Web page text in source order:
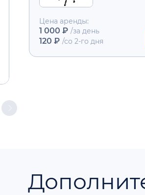
Цена аренды:
1 000 ₽ /за день
120 ₽ /со 2-го дня